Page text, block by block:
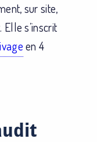
sur site,
s’inscrit
en 4